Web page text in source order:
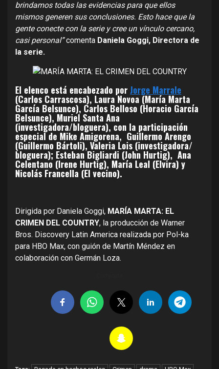
brindamos todas las evidencias para que ellos
mismos generen sus conclusiones. Esto hace que la
gente conecte con la serie y cree un vínculo cercano,
casi personal”comenta Daniela Goggi, Directora de
la serie.
El elenco está encabezado porJorge Marrale
(Carlos Carrascosa), Laura Novoa (María Marta
García Belsunce), Carlos Belloso (Horacio García
Belsunce), Muriel Santa Ana
(investigadora/bloguera), con la participación
especial de Mike Amigorena, Guillermo Arengo
(Guillermo Bártoli), Valeria Lois (investigadora/
bloguera); Esteban Bigliardi (John Hurtig), Ana
Celentano (Irene Hurtig), María Leal (Elvira) y
Nicolás Francella (El vecino).
Dirigida por Daniela Goggi, MARÍA MARTA: EL
CRIMEN DEL COUNTRY, la producción de Warner
Bros. Discovery Latin America realizada por Pol-ka
para HBO Max, con guión de Martín Méndez en
colaboración con Germán Loza.